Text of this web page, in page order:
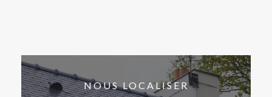
NOUS LOCALISER